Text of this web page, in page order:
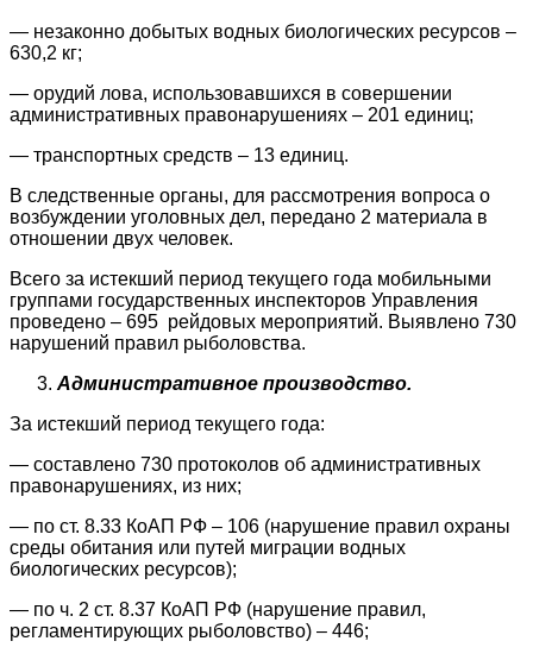
— незаконно добытых водных биологических ресурсов –
630,2 кг;
— орудий лова, использовавшихся в совершении
административных правонарушениях – 201 единиц;
— транспортных средств – 13 единиц.
В следственные органы, для рассмотрения вопроса о
возбуждении уголовных дел, передано 2 материала в
отношении двух человек.
Всего за истекший период текущего года мобильными
группами государственных инспекторов Управления
проведено – 695 рейдовых мероприятий. Выявлено 730
нарушений правил рыболовства.
Административное производство.
За истекший период текущего года:
— составлено 730 протоколов об административных
правонарушениях, из них;
— по ст. 8.33 КоАП РФ – 106 (нарушение правил охраны
среды обитания или путей миграции водных
биологических ресурсов);
— по ч. 2 ст. 8.37 КоАП РФ (нарушение правил,
регламентирующих рыболовство) – 446;